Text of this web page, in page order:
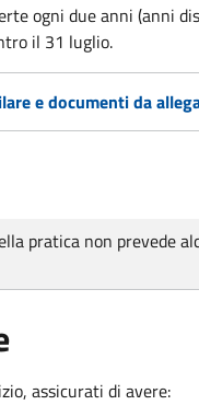
ogni due anni (anni
il 31 luglio.
e documenti da
pratica non prevede
assicurati di avere: